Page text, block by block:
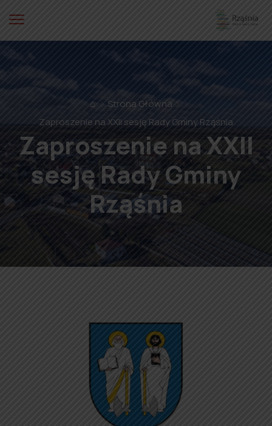
⌂
Strona Główna
Zaproszenie na XXII sesję Rady Gminy Rząśnia
Zaproszenie na XXII
sesję Rady Gminy
Rząśnia